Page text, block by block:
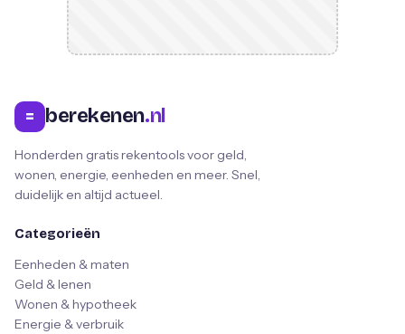
= berekenen.nl
Honderden gratis rekentools voor geld,
wonen, energie, eenheden en meer. Snel,
duidelijk en altijd actueel.
Categorieën
Eenheden & maten
Geld & lenen
Wonen & hypotheek
Energie & verbruik